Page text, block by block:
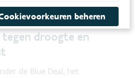
Wetlands 4Cities:
tegen droogte en
de Blue Deal, het
beheren